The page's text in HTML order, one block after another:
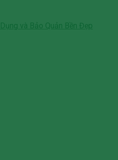
và Bảo Quản Bền Đẹp